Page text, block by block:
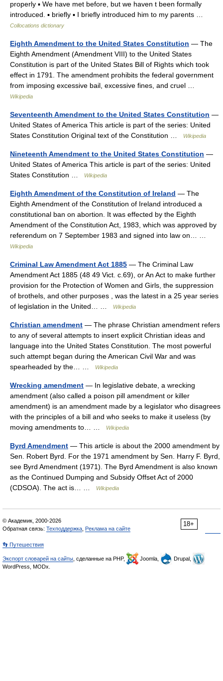
properly ▪ We have met before, but we haven t been formally
introduced. ▪ briefly ▪ I briefly introduced him to my parents …
Collocations dictionary
Eighth Amendment to the United States Constitution — The
Eighth Amendment (Amendment VIII) to the United States
Constitution is part of the United States Bill of Rights which took
effect in 1791. The amendment prohibits the federal government
from imposing excessive bail, excessive fines, and cruel …
Wikipedia
Seventeenth Amendment to the United States Constitution —
United States of America This article is part of the series: United
States Constitution Original text of the Constitution …
Wikipedia
Nineteenth Amendment to the United States Constitution —
United States of America This article is part of the series: United
States Constitution …
Wikipedia
Eighth Amendment of the Constitution of Ireland — The
Eighth Amendment of the Constitution of Ireland introduced a
constitutional ban on abortion. It was effected by the Eighth
Amendment of the Constitution Act, 1983, which was approved by
referendum on 7 September 1983 and signed into law on… …
Wikipedia
Criminal Law Amendment Act 1885 — The Criminal Law
Amendment Act 1885 (48 49 Vict. c.69), or An Act to make further
provision for the Protection of Women and Girls, the suppression
of brothels, and other purposes , was the latest in a 25 year series
of legislation in the United… …
Wikipedia
Christian amendment — The phrase Christian amendment refers
to any of several attempts to insert explicit Christian ideas and
language into the United States Constitution. The most powerful
such attempt began during the American Civil War and was
spearheaded by the… …
Wikipedia
Wrecking amendment — In legislative debate, a wrecking
amendment (also called a poison pill amendment or killer
amendment) is an amendment made by a legislator who disagrees
with the principles of a bill and who seeks to make it useless (by
moving amendments to… …
Wikipedia
Byrd Amendment — This article is about the 2000 amendment by
Sen. Robert Byrd. For the 1971 amendment by Sen. Harry F. Byrd,
see Byrd Amendment (1971). The Byrd Amendment is also known
as the Continued Dumping and Subsidy Offset Act of 2000
(CDSOA). The act is… …
Wikipedia
18+
© Академик, 2000-2026
Обратная связь: Техподдержка Реклама на сайте
👣 Путешествия
Экспорт словарей на сайты , сделанные на PHP, Joomla,
Drupal,
WordPress, MODx.